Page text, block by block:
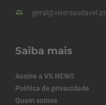
geral@viversaudavel.pt
Saiba mais
Assine a VS NEWS
Política de privacidade
Quem somos